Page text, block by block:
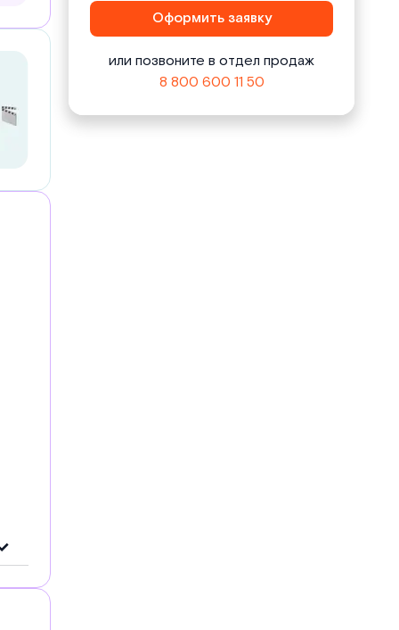
Оформить заявку
или позвоните в отдел продаж
8 800 600 11 50